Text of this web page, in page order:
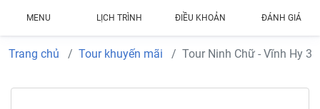
Trang chủ Tour khuyến mãi Tour Ninh Chữ - Vĩnh Hy 3
MENU LỊCH TRÌNH ĐIỀU KHOẢN ĐÁNH GIÁ